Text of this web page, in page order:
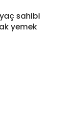
sahibi
yemek